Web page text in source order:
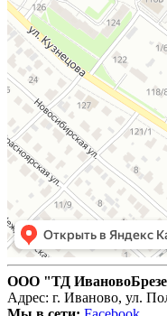
ООО "ТД
Адрес: г. Иваново, ул.